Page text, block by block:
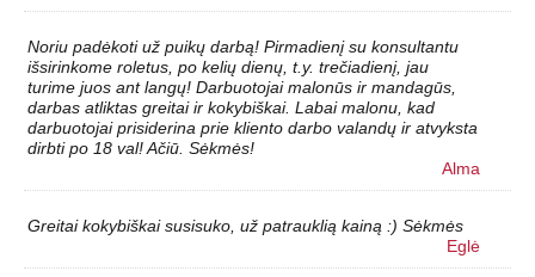
Noriu padėkoti už puikų darbą! Pirmadienį su konsultantu
išsirinkome roletus, po kelių dienų, t.y. trečiadienį, jau
turime juos ant langų! Darbuotojai malonūs ir mandagūs,
darbas atliktas greitai ir kokybiškai. Labai malonu, kad
darbuotojai prisiderina prie kliento darbo valandų ir atvyksta
dirbti po 18 val! Ačiū. Sėkmės!
Alma
Greitai kokybiškai susisuko, už patrauklią kainą :) Sėkmės
Eglė